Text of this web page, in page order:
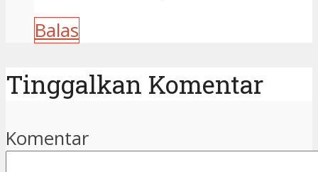
Balas
Tinggalkan Komentar
Komentar